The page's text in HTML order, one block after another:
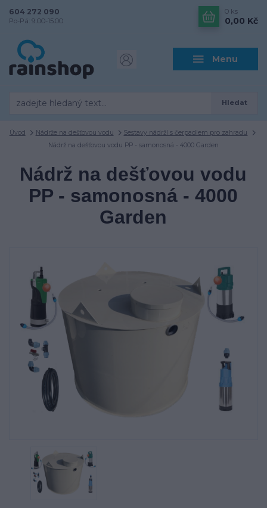
Menu
Hledat
604 272 090
Po-Pá: 9.00-15.00
0 ks
0,00 Kč
Úvod Nádrže na dešťovou vodu
Sestavy nádrží s čerpadlem pro zahradu
Nádrž na dešťovou vodu PP - samonosná - 4000 Garden
Nádrž na dešťovou vodu
PP - samonosná - 4000
Garden